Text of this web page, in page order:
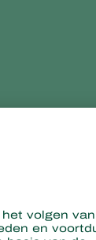
van
2030'. De
bestrijding van
vervoer over